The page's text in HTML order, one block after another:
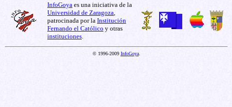
InfoGoya es una iniciativa de la
Universidad de Zaragoza
patrocinada por la Institución
Fernando el Católico y otras
instituciones
© 1996-2009 InfoGoya.